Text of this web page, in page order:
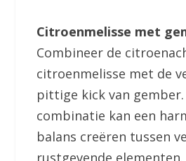
Citroenmelisse met
Combineer de
citroenmelisse met de
pittige kick van gember.
combinatie kan een
balans creëren tussen